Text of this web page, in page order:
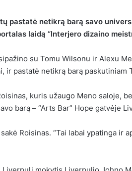
pastatė netikrą barą savo
laidą “Interjero dizaino
su Tomu Wilsonu ir Alexu
ir pastatė netikrą barą paskutiniam
kuris užaugo Meno saloje,
barą – “Arts Bar” Hope gatvėje
sakė Roisinas. “Tai labai ypatinga